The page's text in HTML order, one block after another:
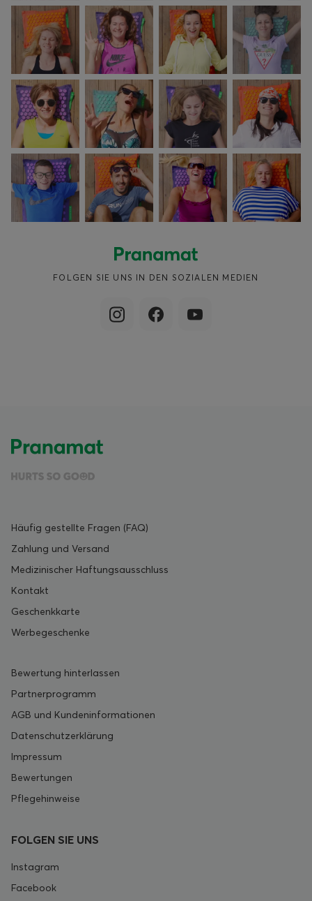
FOLGEN SIE UNS IN DEN SOZIALEN MEDIEN
Häufig gestellte Fragen (FAQ)
Zahlung und Versand
Medizinischer Haftungsausschluss
Kontakt
Geschenkkarte
Werbegeschenke
Bewertung hinterlassen
Partnerprogramm
AGB und Kundeninformationen
Datenschutzerklärung
Impressum
Bewertungen
Pflegehinweise
FOLGEN SIE UNS
Instagram
Facebook